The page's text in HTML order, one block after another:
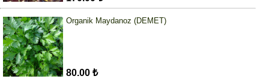
Organik Maydanoz (DEMET)
80.00 ₺